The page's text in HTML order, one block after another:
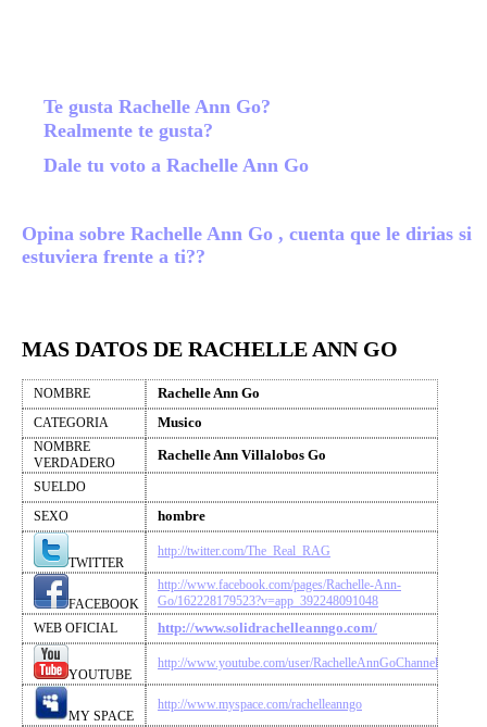
Te gusta Rachelle Ann Go?
Realmente te gusta?
Dale tu voto a Rachelle Ann Go
Opina sobre Rachelle Ann Go , cuenta que le dirias si
estuviera frente a ti??
MAS DATOS DE RACHELLE ANN GO
NOMBRE Rachelle Ann Go
CATEGORIA Musico
NOMBRE
VERDADERO
Rachelle Ann Villalobos Go
SUELDO
SEXO
hombre
TWITTER
http://twitter.com/The_Real_RAG
FACEBOOK
http://www.facebook.com/pages/Rachelle-Ann-
Go/162228179523?v=app_392248091048
WEB OFICIAL
http://www.solidrachelleanngo.com/
YOUTUBE
http://www.youtube.com/user/RachelleAnnGoChannel
MY SPACE
http://www.myspace.com/rachelleanngo